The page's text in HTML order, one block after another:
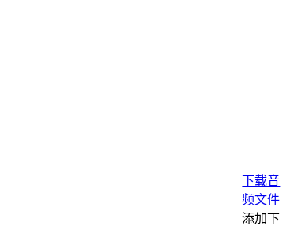
下载音
频文件
添加下